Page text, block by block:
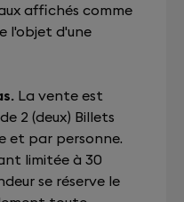
affichés comme
l'objet d'une
La vente est
2 (deux) Billets
et par personne.
limitée à 30
se réserve le